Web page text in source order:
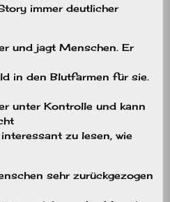
immer deutlicher
und jagt Menschen. Er
in den Blutfarmen für sie.
unter Kontrolle und kann
zu lesen, wie
sehr zurückgezogen